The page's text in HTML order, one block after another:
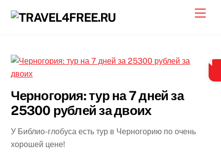
Черногория: тур на 7 дней за
25300 рублей за двоих
У Библио-глобуса есть тур в Черногорию по очень
хорошей цене!